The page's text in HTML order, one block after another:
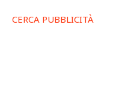
CERCA PUBBLICITÀ